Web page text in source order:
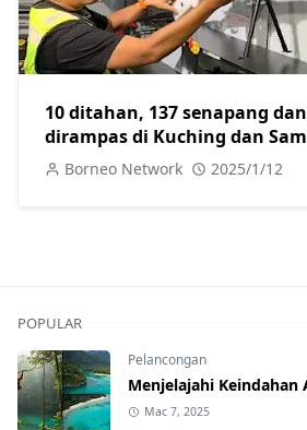
10 ditahan, 137 senapang
dirampas di Kuching dan
Borneo Network 2025/1/12
POPULAR
Pelancongan
Menjelajahi Keindahan
Mac 7, 2025